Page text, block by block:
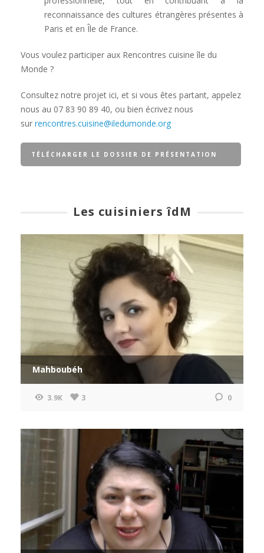
reconnaissance des cultures étrangères présentes à
Paris et en Île de France.
Vous voulez participer aux Rencontres cuisine île du
Monde ?
Consultez notre projet ici, et si vous êtes partant, appelez
nous au 07 83 90 89 40, ou bien écrivez nous
sur rencontres.cuisine@iledumonde.org
TÉLÉCHARGER LE DOSSIER DE PRÉSENTATION
Les cuisiniers îdM
Mahboubéh
3.9K 3 0